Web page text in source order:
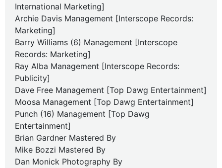
International Marketing]
Archie Davis Management [Interscope Records:
Marketing]
Barry Williams (6) Management [Interscope
Records: Marketing]
Ray Alba Management [Interscope Records:
Publicity]
Dave Free Management [Top Dawg Entertainment]
Moosa Management [Top Dawg Entertainment]
Punch (16) Management [Top Dawg
Entertainment]
Brian Gardner Mastered By
Mike Bozzi Mastered By
Dan Monick Photography By